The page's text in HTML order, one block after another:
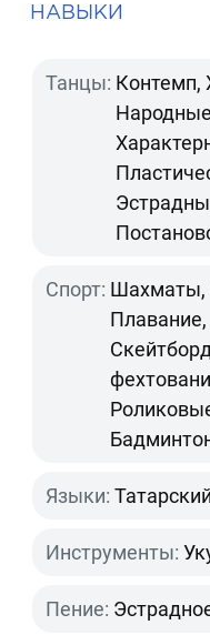
НАВЫКИ
Танцы: Контемп,
Спорт: Шахматы,
Языки:
Инструменты:
Пение: